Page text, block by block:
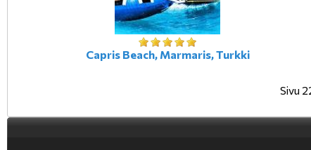
Capris Beach, Marmaris, Turkki
Sivu